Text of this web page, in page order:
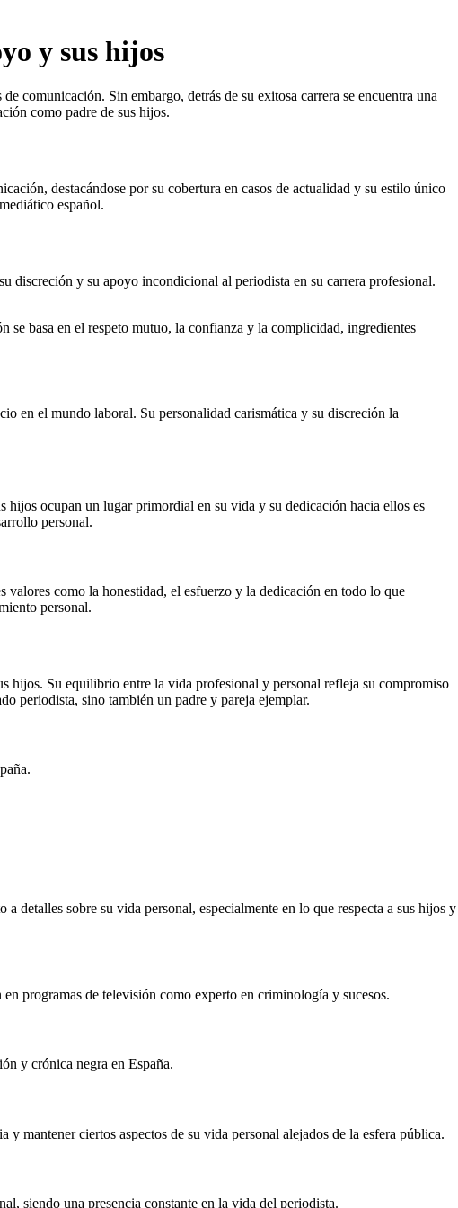
y sus hijos
comunicación. Sin embargo, detrás de su exitosa carrera se encuentra una
como padre de sus hijos.
destacándose por su cobertura en casos de actualidad y su estilo único
español.
discreción y su apoyo incondicional al periodista en su carrera profesional.
basa en el respeto mutuo, la confianza y la complicidad, ingredientes
en el mundo laboral. Su personalidad carismática y su discreción la
hijos ocupan un lugar primordial en su vida y su dedicación hacia ellos es
personal.
valores como la honestidad, el esfuerzo y la dedicación en todo lo que
personal.
hijos. Su equilibrio entre la vida profesional y personal refleja su compromiso
periodista, sino también un padre y pareja ejemplar.
detalles sobre su vida personal, especialmente en lo que respecta a sus hijos y
programas de televisión como experto en criminología y sucesos.
y crónica negra en España.
mantener ciertos aspectos de su vida personal alejados de la esfera pública.
siendo una presencia constante en la vida del periodista.